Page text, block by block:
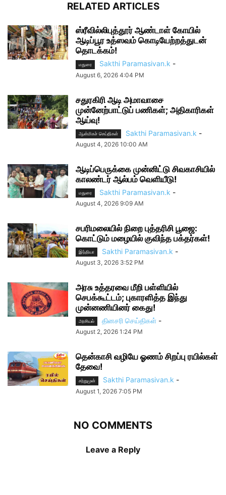
RELATED ARTICLES
ஸ்ரீவில்லிபுத்தூர் ஆண்டாள் கோயில்
ஆடிப்பூர உத்ஸவம் கொடியேற்றத்துடன்
தொடக்கம்!
மதுரை Sakthi Paramasivan.k -
August 6, 2026 4:04 PM
சதுரகிரி ஆடி அமாவாசை
முன்னேற்பாட்டுப் பணிகள்; அதிகாரிகள்
ஆய்வு!
ஆன்மிகச் செய்திகள் Sakthi Paramasivan.k -
August 4, 2026 10:00 AM
ஆடிப்பெருக்கை முன்னிட்டு சிவகாசியில்
காலண்டர் ஆல்பம் வெளியீடு!
மதுரை Sakthi Paramasivan.k -
August 4, 2026 9:09 AM
சபரிமலையில் நிறை புத்தரிசி பூஜை:
கொட்டும் மழையில் குவிந்த பக்தர்கள்!
இந்தியா Sakthi Paramasivan.k -
August 3, 2026 3:52 PM
அரசு உத்தரவை மீறி பள்ளியில்
செபக்கூட்டம்; புகாரளித்த இந்து
முன்னணியினர் கைது!
அரசியல் தினசரி செய்திகள் -
August 2, 2026 1:24 PM
தென்காசி வழியே ஓணம் சிறப்பு ரயில்கள்
தேவை!
சற்றுமுன் Sakthi Paramasivan.k -
August 1, 2026 7:05 PM
NO COMMENTS
Leave a Reply